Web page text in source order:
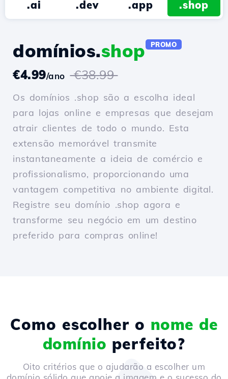
.ai .dev .app .shop
domínios.shop PROMO
€4.99/ano €38.99
Os domínios .shop são a escolha ideal
para lojas online e empresas que desejam
atrair clientes de todo o mundo. Esta
extensão memorável transmite
instantaneamente a ideia de comércio e
profissionalismo, proporcionando uma
vantagem competitiva no ambiente digital.
Registre seu domínio .shop agora e
transforme seu negócio em um destino
preferido para compras online!
Como escolher o nome de
domínio perfeito?
Oito critérios que o ajudarão a escolher um